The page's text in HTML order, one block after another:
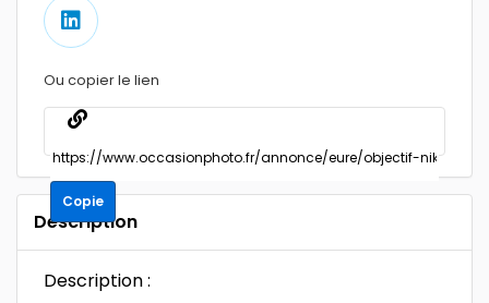
Ou copier le lien
Copie
Description
Description :